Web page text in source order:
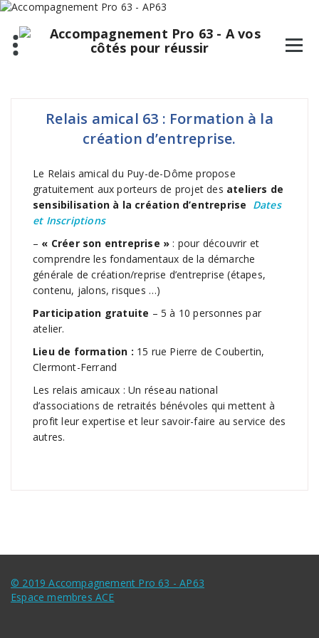
Relais amical 63 : Formation à la
création d’entreprise.
Le Relais amical du Puy-de-Dôme propose
gratuitement aux porteurs de projet des ateliers de
sensibilisation à la création d’entreprise Dates
et Inscriptions
– « Créer son entreprise » : pour découvrir et
comprendre les fondamentaux de la démarche
générale de création/reprise d’entreprise (étapes,
contenu, jalons, risques …)
Participation gratuite – 5 à 10 personnes par
atelier.
Lieu de formation : 15 rue Pierre de Coubertin,
Clermont-Ferrand
Les relais amicaux : Un réseau national
d’associations de retraités bénévoles qui mettent à
profit leur expertise et leur savoir-faire au service des
autres.
© 2019 Accompagnement Pro 63 - AP63
Espace membres ACE